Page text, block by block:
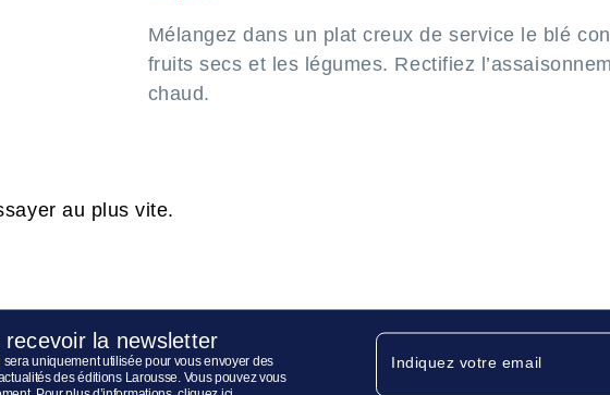
Mélangez dans un plat creux de service le blé
fruits secs et les légumes. Rectifiez
chaud.
au plus vite.
la newsletter
sera uniquement utilisée pour vous envoyer des
des éditions Larousse. Vous pouvez vous
Indiquez votre email